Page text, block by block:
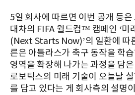
5일 회사에 따르면 이번 공개 등
대차의 FIFA 월드컵™ 캠페인 ‘미
(Next Starts Now)’의 일환에 따
른은 아틀라스가 축구 동작을 학
영역을 확장해 나가는 과정을 담
로보틱스의 미래 기술이 오늘날
를 담고 있다는 게 회사측의 설명